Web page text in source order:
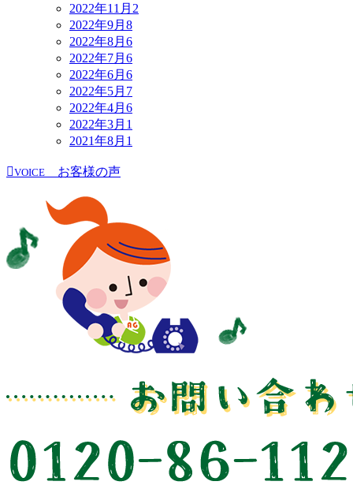
2022年11月 2
2022年9月 8
2022年8月 6
2022年7月 6
2022年6月 6
2022年5月 7
2022年4月 6
2022年3月 1
2021年8月 1
VOICE お客様の声